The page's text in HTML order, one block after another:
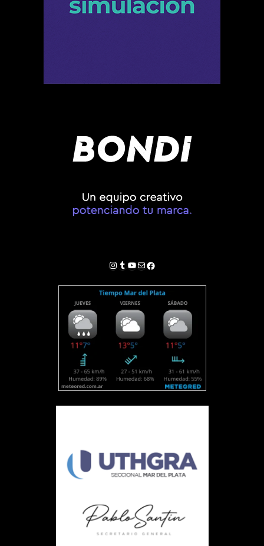
Instagram
Tumblr
YouTube
Correo electrónico
Facebook